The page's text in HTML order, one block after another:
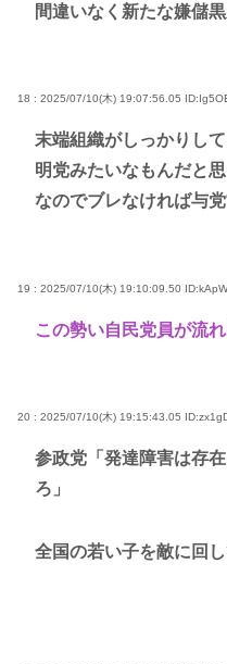
間違いなく新たな嫌儲
18 : 2025/07/10(木) 19:07:56.05
末端組織がしっかりし
明党みたいなもんだと
なのでブレなければ与
19 : 2025/07/10(木) 19:10:09.50
この勢い自民党員が流
20 : 2025/07/10(木) 19:15:43.05
参政党「発達障害は存
ろ」
全国の若い子を敵に回